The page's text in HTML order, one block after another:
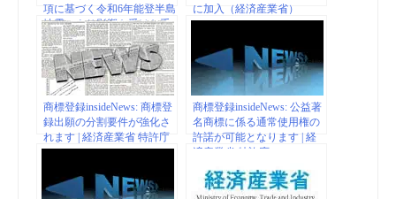
項に基づく令和6年能登半島
地震により影響を受けた手
続期間の延長について | 経
済産業省 特許庁
に加入（経済産業省）
商標登録insideNews: 商標登
録出願の分割要件が強化さ
れます | 経済産業省 特許庁
商標登録insideNews: 公益著
名商標に係る通常使用権の
許諾が可能となります | 経
済産業省 特許庁